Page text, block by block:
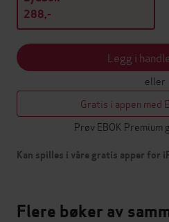
288,-
Legg i
eller
Gratis i appen med
Prøv EBOK Premium
Kan spilles i våre gratis apper for
Flere bøker av